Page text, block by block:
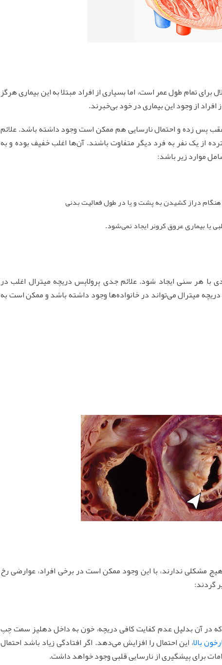
برای تمام طول عمر است، اما بسیاری از افراد مبتلا به این بیماری هرگز
از وجود این بیماری در خود بی‌خبرند.
پس زده و احتمال نارسایی هم ممکن است وجود داشته باشد. علائم
از یک نفر به فرد دیگر متفاوت باشند. آن‌ها اغلب خفیف بوده و به
موارد زیر باشد:
دراز کشیدن به پشت و یا در طول فعالیت بدنی
یا بیماری عروق کرونر ایجاد نمی‌شود.
با هر سنی ایجاد شود. علائم جدی پرولاپس دریچه میترال اغلب در
پرولاپس دریچه میترال می‌تواند در خانواده‌ها وجود داشته باشد و ممکن است به
هیچ مشکلی ندارند، با این وجود ممکن است در برخی افراد، عوارضی رخ
گردند:
که در آن بدلیل عدم کفایت کافی دریچه، خون به داخل دهلیز سمت چپ
بالا، این احتمال را افزایش می‌دهد. اگر افتادگی زیاد باشد احتمال
برای پیشگیری از نارسایی قلبی وجود خواهد داشت.